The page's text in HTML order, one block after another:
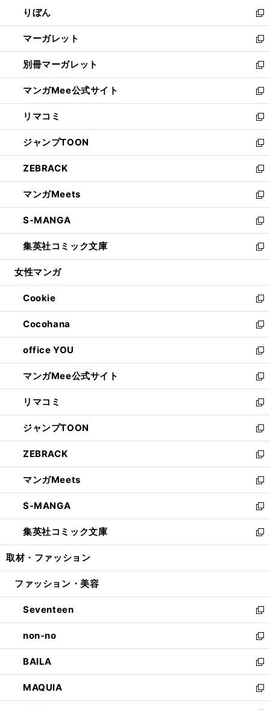
く
で
開
く
ド
ウ
で
開
く
ィ
ン
ド
ウ
で
開
く
りぼん
新
し
い
ウ
ィ
ン
ド
ウ
で
開
く
マーガレット
新
し
い
ウ
ィ
ン
ド
ウ
で
開
く
別冊マーガレット
新
し
い
ウ
ィ
ン
ド
ウ
で
開
く
マンガMee公式サイト
新
し
い
ウ
ィ
ン
ド
ウ
で
開
く
リマコミ
新
し
い
ウ
ィ
ン
ド
ウ
で
開
く
ジャンプTOON
新
し
い
ウ
ィ
ン
ド
ウ
で
開
ZEBRACK
新
し
い
ウ
ィ
ン
ド
ウ
開
く
マンガMeets
新
し
い
ウ
ィ
ン
ウ
で
開
く
S-MANGA
新
し
い
ウ
ン
ド
ウ
で
開
く
集英社コミック文庫
新
し
ウ
ィ
ン
ド
ウ
で
開
く
女性マンガ
Cookie
新
し
い
ウ
ィ
ン
ド
ウ
で
開
く
Cocohana
新
し
い
ウ
ィ
ン
ド
ウ
で
開
く
office YOU
新
し
い
ウ
ィ
ン
ド
ウ
で
開
く
マンガMee公式サイト
新
し
い
ウ
ィ
ン
ド
ウ
で
開
く
リマコミ
新
し
い
ウ
ィ
ン
ド
ウ
で
開
く
ジャンプTOON
新
し
い
ウ
ィ
ン
ド
ウ
で
開
ZEBRACK
新
し
い
ウ
ィ
ン
ド
ウ
開
マンガMeets
新
し
い
ウ
ィ
ン
ウ
開
く
S-MANGA
新
し
い
ウ
ン
ウ
で
開
く
集英社コミック文庫
新
し
ウ
ン
ド
ウ
で
開
く
取材・ファッション
ファッション・美容
Seventeen
新
し
い
ウ
ィ
ン
ド
ウ
non-no
新
し
い
ウ
ィ
ン
BAILA
新
し
い
ウ
MAQUIA
新
し